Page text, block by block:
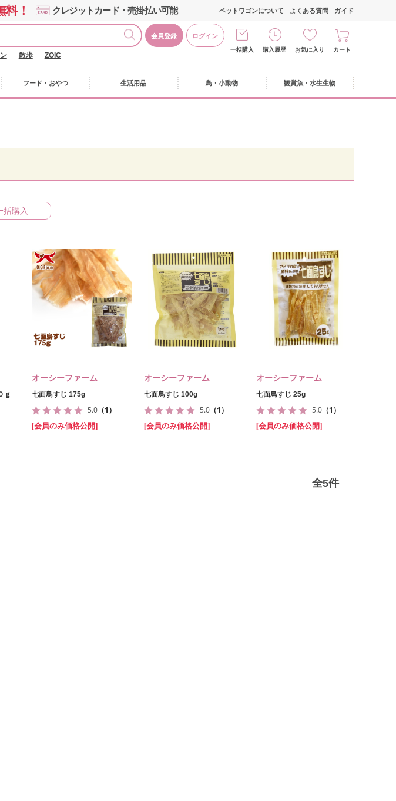
料！ クレジットカード・売掛払い可能
会員登録 ログイン
散歩 ZOIC
ペットワゴンについて よくある質問 ガイド
一括購入 購入履歴 お気に入り カート
フード・おやつ 生活用品 鳥・小動物 観賞魚・水生生物
括購入
ｇ
オーシーファーム
七面鳥すじ 175g
5.0 （1）
[会員のみ価格公開]
オーシーファーム
七面鳥すじ 100g
5.0 （1）
[会員のみ価格公開]
オーシーファーム
七面鳥すじ 25g
5.0 （1）
[会員のみ価格公開]
全5件